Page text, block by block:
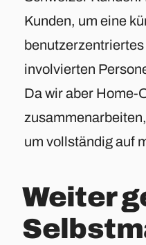
Kunden, um eine
involvierten
Da wir aber Home-
um vollständig auf
Weiter